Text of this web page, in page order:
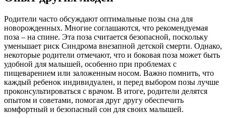
Родители часто обсуждают оптимальные позы сна для
новорожденных. Многие соглашаются, что рекомендуемая
поза – на спине. Эта поза считается безопасной, поскольку
уменьшает риск Синдрома внезапной детской смерти. Однако,
некоторые родители отмечают, что и боковая поза может быть
удобной для малышей, особенно при проблемах с
пищеварением или заложенным носом. Важно помнить, что
каждый ребенок индивидуален, и перед выбором позы лучше
проконсультироваться с врачом. В итоге, родители делятся
опытом и советами, помогая друг другу обеспечить
комфортный и безопасный сон для своих малышей.